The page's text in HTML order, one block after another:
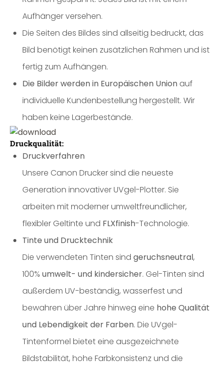
Aufhänger versehen.
Die Seiten des Bildes sind allseitig bedruckt, das
Bild benötigt keinen zusätzlichen Rahmen und ist
fertig zum Aufhängen.
Die Bilder werden in Europäischen Union auf
individuelle Kundenbestellung hergestellt. Wir
haben keine Lagerbestände.
Druckqualität:
Druckverfahren
Unsere Canon Drucker sind die neueste
Generation innovativer UVgel-Plotter. Sie
arbeiten mit moderner umweltfreundlicher,
flexibler Geltinte und FLXfinish-Technologie.
Tinte und Drucktechnik
Die verwendeten Tinten sind geruchsneutral,
100% umwelt- und kindersicher. Gel-Tinten sind
außerdem UV-beständig, wasserfest und
bewahren über Jahre hinweg eine hohe Qualität
und Lebendigkeit der Farben. Die UVgel-
Tintenformel bietet eine ausgezeichnete
Bildstabilität, hohe Farbkonsistenz und die